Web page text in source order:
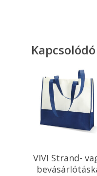
Kosárba
Teszem
VIVI Strand-